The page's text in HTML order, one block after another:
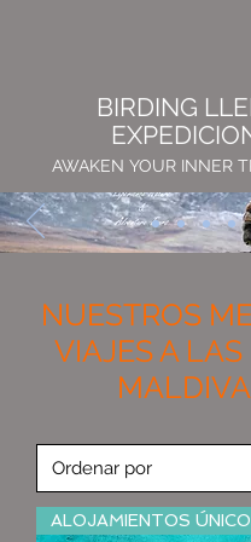
BIRDING
AWAKEN YOUR INNER
NUESTROS
VIAJES A LAS
ALOJAMIENTOS